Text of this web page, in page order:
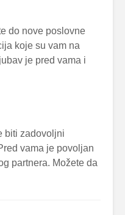
do nove poslovne
koje su vam na
je pred vama i
biti zadovoljni
vama je povoljan
partnera. Možete da